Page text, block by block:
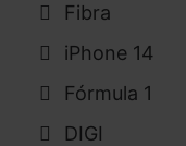
Fibra
iPhone 14
Fórmula 1
DIGI